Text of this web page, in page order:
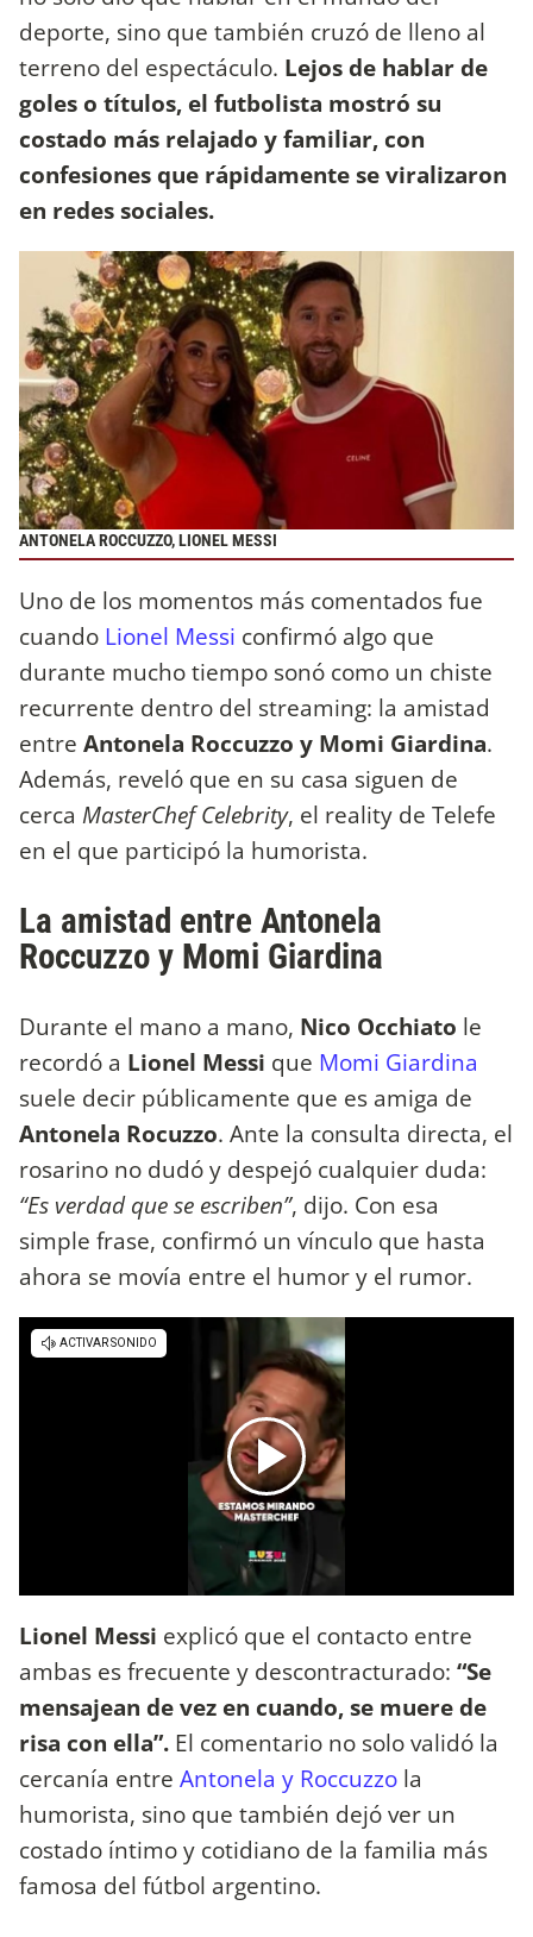
deporte, sino que también cruzó de lleno al
terreno del espectáculo. Lejos de hablar de
goles o títulos, el futbolista mostró su
costado más relajado y familiar, con
confesiones que rápidamente se viralizaron
en redes sociales.
ANTONELA ROCCUZZO, LIONEL MESSI
Uno de los momentos más comentados fue
cuando Lionel Messi confirmó algo que
durante mucho tiempo sonó como un chiste
recurrente dentro del streaming: la amistad
entre Antonela Roccuzzo y Momi Giardina.
Además, reveló que en su casa siguen de
cerca MasterChef Celebrity, el reality de Telefe
en el que participó la humorista.
La amistad entre Antonela
Roccuzzo y Momi Giardina
Durante el mano a mano, Nico Occhiato le
recordó a Lionel Messi que Momi Giardina
suele decir públicamente que es amiga de
Antonela Rocuzzo. Ante la consulta directa, el
rosarino no dudó y despejó cualquier duda:
“Es verdad que se escriben”, dijo. Con esa
simple frase, confirmó un vínculo que hasta
ahora se movía entre el humor y el rumor.
Lionel Messi explicó que el contacto entre
ambas es frecuente y descontracturado: “Se
mensajean de vez en cuando, se muere de
risa con ella”. El comentario no solo validó la
cercanía entre Antonela y Roccuzzo la
humorista, sino que también dejó ver un
costado íntimo y cotidiano de la familia más
famosa del fútbol argentino.